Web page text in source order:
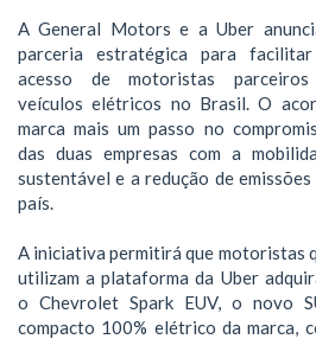
A General Motors e a Uber
parceria estratégica para
acesso de motoristas
veículos elétricos no Brasil. O
marca mais um passo no
das duas empresas com a
sustentável e a redução de emissões
país.
A iniciativa permitirá que motoristas
utilizam a plataforma da Uber
o Chevrolet Spark EUV, o novo
compacto 100% elétrico da marca,